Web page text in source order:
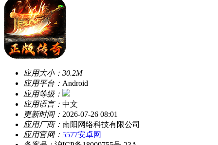
应用大小： 30.2M
应用平台： Android
应用等级：
应用语言： 中文
更新时间： 2026-07-26 08:01
应用厂商： 南阳网络科技有限公司
应用官网： 5577安卓网